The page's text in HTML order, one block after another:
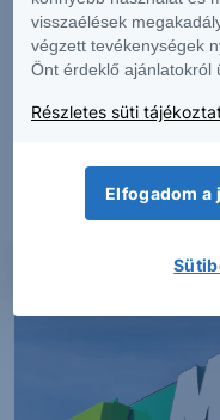
Érdeklődik a
és
visszaélések
végzett tevékenységek
Önt érdeklő ajánlatokról
Részletes süti
Elfogadom a